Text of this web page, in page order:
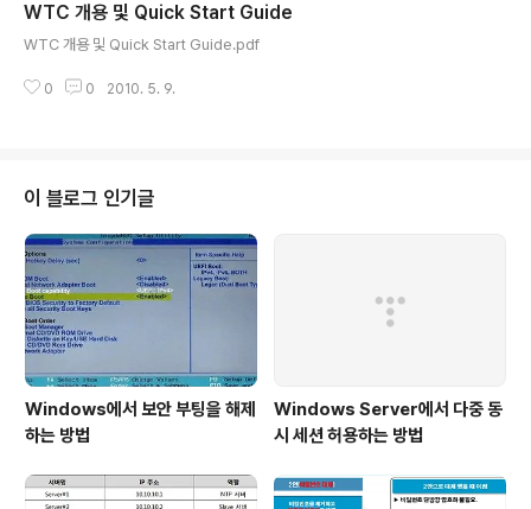
WTC 개용 및 Quick Start Guide
WTC 개용 및 Quick Start Guide.pdf
0 0 2010. 5. 9.
이 블로그 인기글
Windows에서 보안 부팅을 해제
하는 방법
Windows Server에서 다중 동
시 세션 허용하는 방법